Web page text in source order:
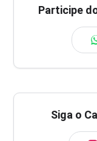
Participe
Siga o